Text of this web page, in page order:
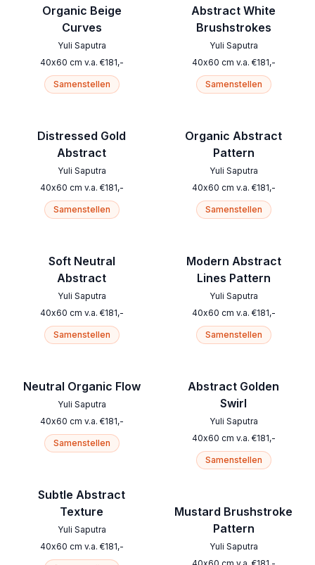
Organic Beige
Curves
Yuli Saputra
40x60 cm v.a. €181,-
Samenstellen
Distressed Gold
Abstract
Yuli Saputra
40x60 cm v.a. €181,-
Samenstellen
Soft Neutral
Abstract
Yuli Saputra
40x60 cm v.a. €181,-
Samenstellen
Neutral Organic Flow
Yuli Saputra
40x60 cm v.a. €181,-
Samenstellen
Subtle Abstract
Texture
Yuli Saputra
40x60 cm v.a. €181,-
Abstract White
Brushstrokes
Yuli Saputra
40x60 cm v.a. €181,-
Samenstellen
Organic Abstract
Pattern
Yuli Saputra
40x60 cm v.a. €181,-
Samenstellen
Modern Abstract
Lines Pattern
Yuli Saputra
40x60 cm v.a. €181,-
Samenstellen
Abstract Golden
Swirl
Yuli Saputra
40x60 cm v.a. €181,-
Samenstellen
Mustard Brushstroke
Pattern
Yuli Saputra